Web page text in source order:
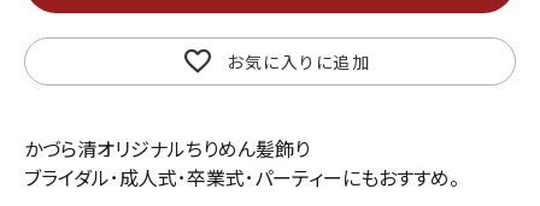
お気に入りに追加
かづら清オリジナルちりめん髪飾り
ブライダル･成人式･卒業式･パーティーにもおすすめ。